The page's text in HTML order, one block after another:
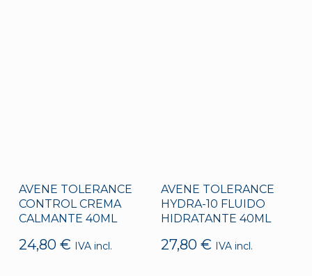
AVENE TOLERANCE
CONTROL CREMA
CALMANTE 40ML
24,80 € IVA incl.
AVENE TOLERANCE
HYDRA-10 FLUIDO
HIDRATANTE 40ML
27,80€ IVA incl.